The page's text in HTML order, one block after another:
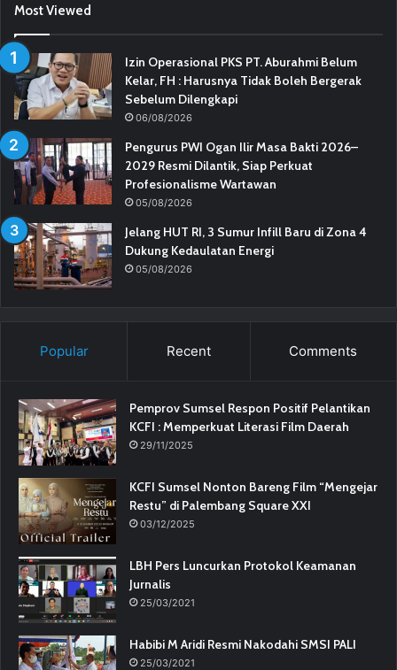
Most Viewed
Izin Operasional PKS PT. Aburahmi Belum
Kelar, FH : Harusnya Tidak Boleh Bergerak
Sebelum Dilengkapi
06/08/2026
Pengurus PWI Ogan Ilir Masa Bakti 2026–
2029 Resmi Dilantik, Siap Perkuat
Profesionalisme Wartawan
05/08/2026
Jelang HUT RI, 3 Sumur Infill Baru di Zona 4
Dukung Kedaulatan Energi
05/08/2026
Popular Recent Comments
Pemprov Sumsel Respon Positif Pelantikan
KCFI : Memperkuat Literasi Film Daerah
29/11/2025
KCFI Sumsel Nonton Bareng Film “Mengejar
Restu” di Palembang Square XXI
03/12/2025
LBH Pers Luncurkan Protokol Keamanan
Jurnalis
25/03/2021
Habibi M Aridi Resmi Nakodahi SMSI PALI
25/03/2021